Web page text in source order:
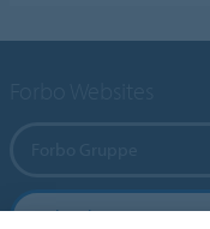
Forbo Flooring Systems